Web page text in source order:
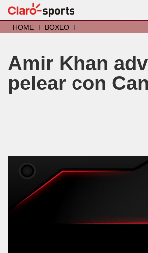
HOME I BOXEO I
Amir Khan
pelear con